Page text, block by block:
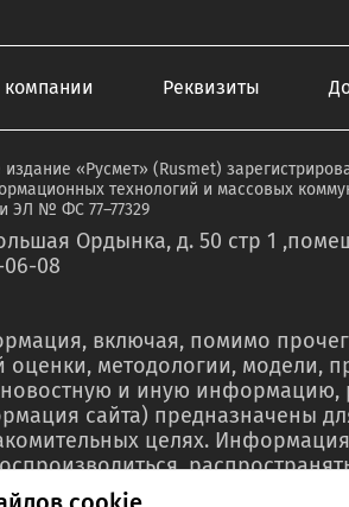
компании Реквизиты
«Русмет» (Rusmet)
технологий и массовых
ЭЛ № ФС 77–77329
Ордынка, д. 50 стр 1
06-08
включая, помимо
методологии, модели,
и иную информацию,
сайта) предназначены
целях.
ни частично в рекламных